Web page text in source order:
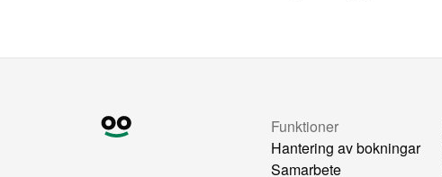
Funktioner
Hantering av bokningar
Samarbete